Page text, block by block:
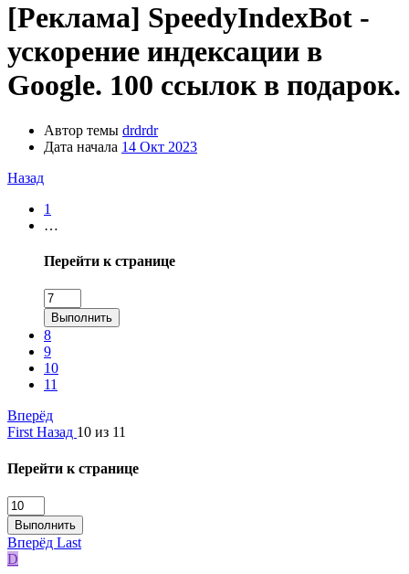
[Реклама] SpeedyIndexBot -
ускорение индексации в
Google. 100 ссылок в подарок.
Автор темы drdrdr
Дата начала 14 Окт 2023
Назад
1
…
Перейти к странице
Выполнить
8
9
10
11
Вперёд
First Назад 10 из 11
Перейти к странице
Выполнить
Вперёд Last
D